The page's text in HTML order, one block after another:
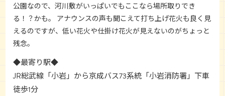
公園なので、河川敷がいっぱいでもここなら場所取りでき
る！？かも。 アナウンスの声も聞こえて打ち上げ花火も良く見
えるのですが、低い花火や仕掛け花火が見えないのがちょっと
残念。
◆最寄り駅◆
JR総武線「小岩」から京成バス73系統「小岩消防署」下車
徒歩1分